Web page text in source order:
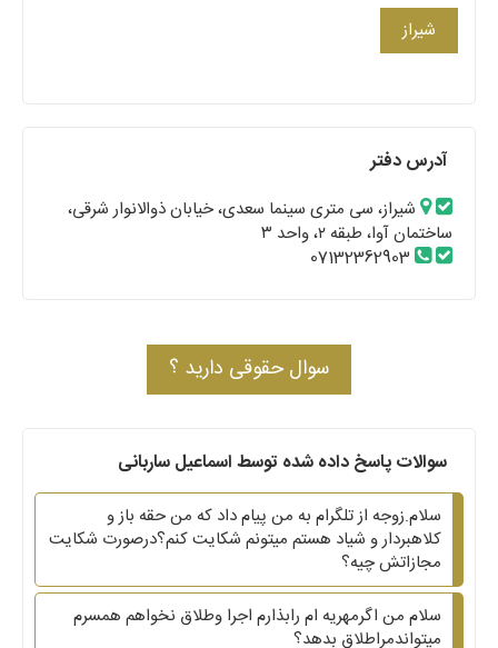
شیراز
آدرس دفتر
شیراز، سی متری سینما سعدی، خیابان ذوالانوار شرقی،
ساختمان آوا، طبقه ۲، واحد ۳
07132362903
سوال حقوقی دارید ؟
سوالات پاسخ داده شده توسط اسماعیل ساربانی
سلام.زوجه از تلگرام به من پیام داد که من حقه باز و
کلاهبردار و شیاد هستم میتونم شکایت کنم؟درصورت شکایت
مجازاتش چیه؟
سلام من اگرمهریه ام رابذارم اجرا وطلاق نخواهم همسرم
میتواندمراطلاق بدهد؟